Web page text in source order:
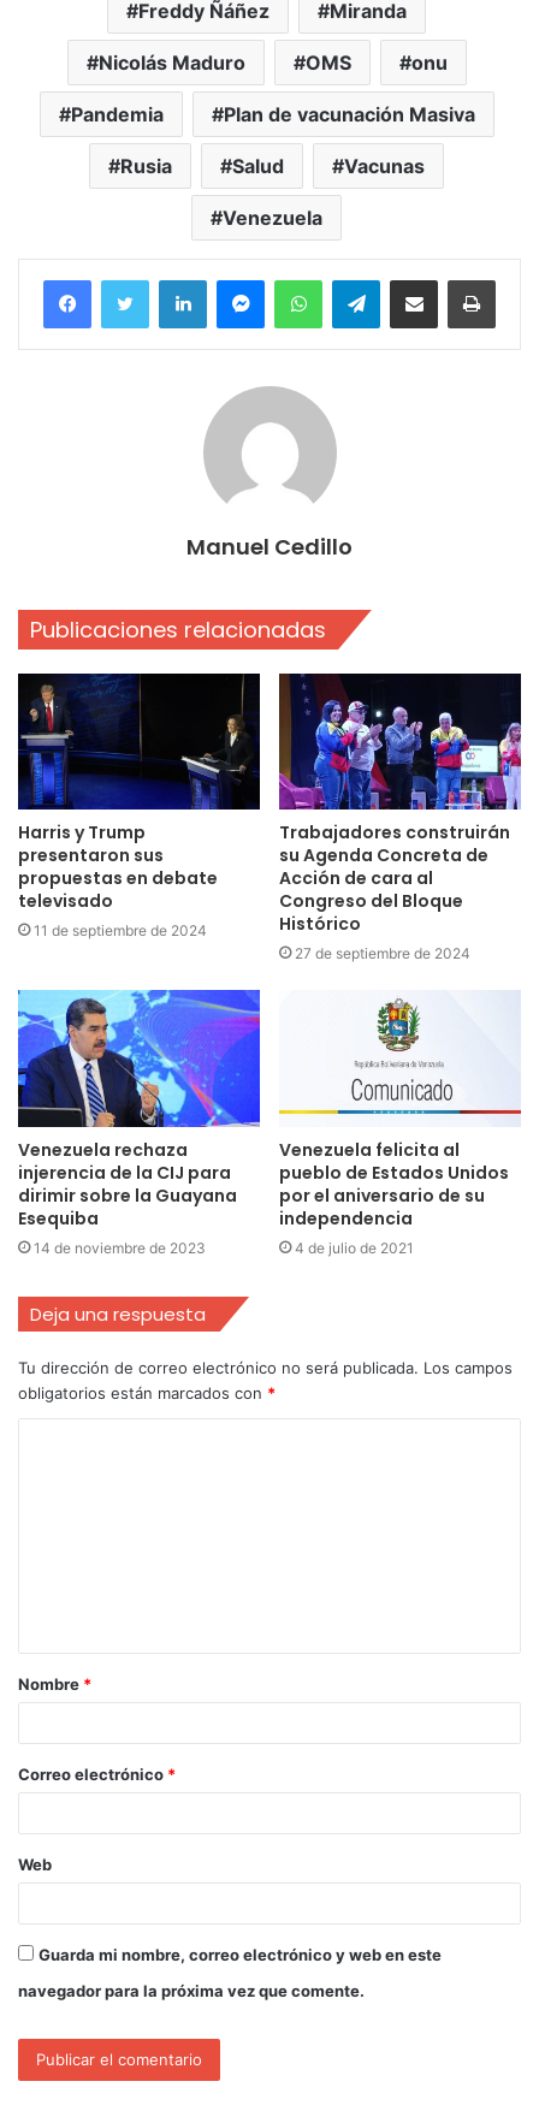
Freddy Ñáñez Miranda
Nicolás Maduro OMS onu
Pandemia Plan de vacunación Masiva
Rusia Salud Vacunas
Venezuela
FacebookTwitter LinkedInMessengerWhatsAppTelegramCompartir por correo electrónico
Manuel Cedillo
Publicaciones relacionadas
Harris y Trump
presentaron sus
propuestas en debate
televisado
11 de septiembre de 2024
Trabajadores construirán
su Agenda Concreta de
Acción de cara al
Congreso del Bloque
Histórico
27 de septiembre de 2024
Venezuela rechaza
injerencia de la CIJ para
dirimir sobre la Guayana
Esequiba
14 de noviembre de 2023
Venezuela felicita al
pueblo de Estados Unidos
por el aniversario de su
independencia
4 de julio de 2021
Deja una respuesta
Tu dirección de correo electrónico no será publicada. Los campos
obligatorios están marcados con *
Nombre *
Correo electrónico *
Web
Guarda mi nombre, correo electrónico y web en este
navegador para la próxima vez que comente.